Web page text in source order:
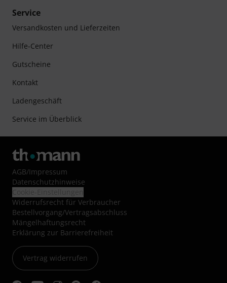
Service
Versandkosten und Lieferzeiten
Hilfe-Center
Gutscheine
Kontakt
Ladengeschäft
Service im Überblick
AGB/Impressum
Datenschutzhinweise
Widerrufsrecht für Verbraucher
Bestellvorgang/Vertragsabschluss
Mängelhaftungsrecht
Erklärung zur Barrierefreiheit
Vertrag widerrufen